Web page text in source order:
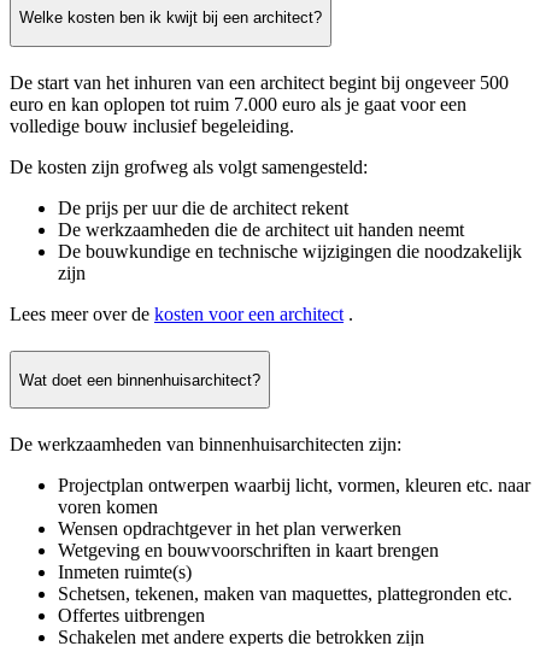
Welke kosten ben ik kwijt bij een architect?
De start van het inhuren van een architect begint bij ongeveer 500
euro en kan oplopen tot ruim 7.000 euro als je gaat voor een
volledige bouw inclusief begeleiding.
De kosten zijn grofweg als volgt samengesteld:
De prijs per uur die de architect rekent
De werkzaamheden die de architect uit handen neemt
De bouwkundige en technische wijzigingen die noodzakelijk
zijn
Lees meer over de kosten voor een architect .
Wat doet een binnenhuisarchitect?
De werkzaamheden van binnenhuisarchitecten zijn:
Projectplan ontwerpen waarbij licht, vormen, kleuren etc. naar
voren komen
Wensen opdrachtgever in het plan verwerken
Wetgeving en bouwvoorschriften in kaart brengen
Inmeten ruimte(s)
Schetsen, tekenen, maken van maquettes, plattegronden etc.
Offertes uitbrengen
Schakelen met andere experts die betrokken zijn